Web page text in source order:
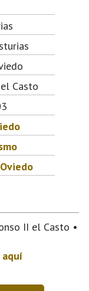
Casto
II el Casto •
aquí